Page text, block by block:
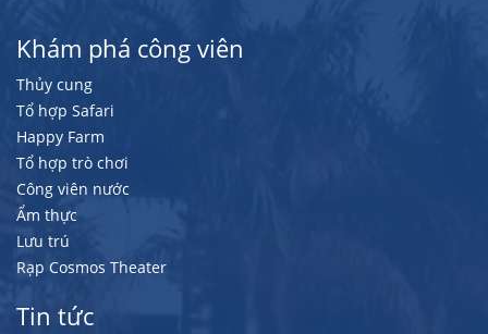
Khám phá công viên
Thủy cung
Tổ hợp Safari
Happy Farm
Tổ hợp trò chơi
Công viên nước
Ẩm thực
Lưu trú
Rạp Cosmos Theater
Tin tức